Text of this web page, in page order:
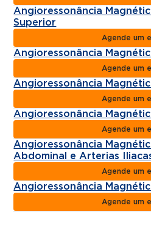
Angioressonância
Superior
Agende um
Angioressonância
Agende um
Angioressonância
Agende um
Angioressonância
Agende um
Angioressonância
Abdominal e Arterias
Agende um
Angioressonância
Agende um